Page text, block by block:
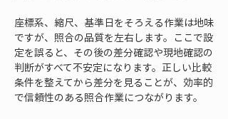
座標系、縮尺、基準日をそろえる作業は地味
ですが、照合の品質を左右します。ここで設
定を誤ると、その後の差分確認や現地確認の
判断がすべて不安定になります。正しい比較
条件を整えてから差分を見ることが、効率的
で信頼性のある照合作業につながります。